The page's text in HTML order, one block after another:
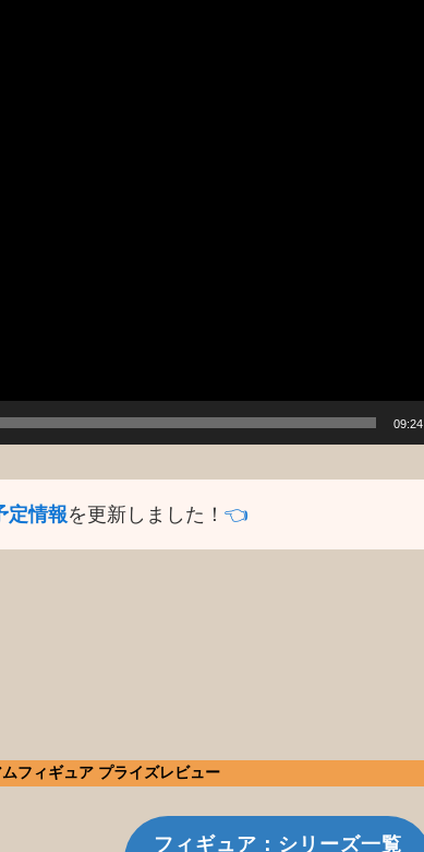
09:24
定情報を更新しました！ 👈️
フィギュア プライズレビュー
フィギュア：シリーズ一覧